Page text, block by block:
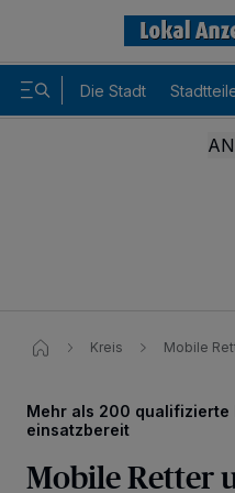
Die Stadt
Kreis Mobile
Mehr als 200 qualifizierte
einsatzbereit
Mobile Retter